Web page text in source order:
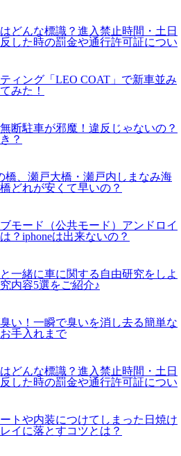
どんな標識？進入禁止時間・土日
した時の罰金や通行許可証につい
ィング「LEO COAT」で新車並み
みた！
断駐車が邪魔！違反じゃないの？
？
橋、瀬戸大橋・瀬戸内しまなみ海
どれが安くて早いの？
モード（公共モード）アンドロイ
？iphoneは出来ないの？
一緒に車に関する自由研究をしよ
内容5選をご紹介♪
い！一瞬で臭いを消し去る簡単な
手入れまで
どんな標識？進入禁止時間・土日
した時の罰金や通行許可証につい
トや内装につけてしまった日焼け
イに落とすコツとは？